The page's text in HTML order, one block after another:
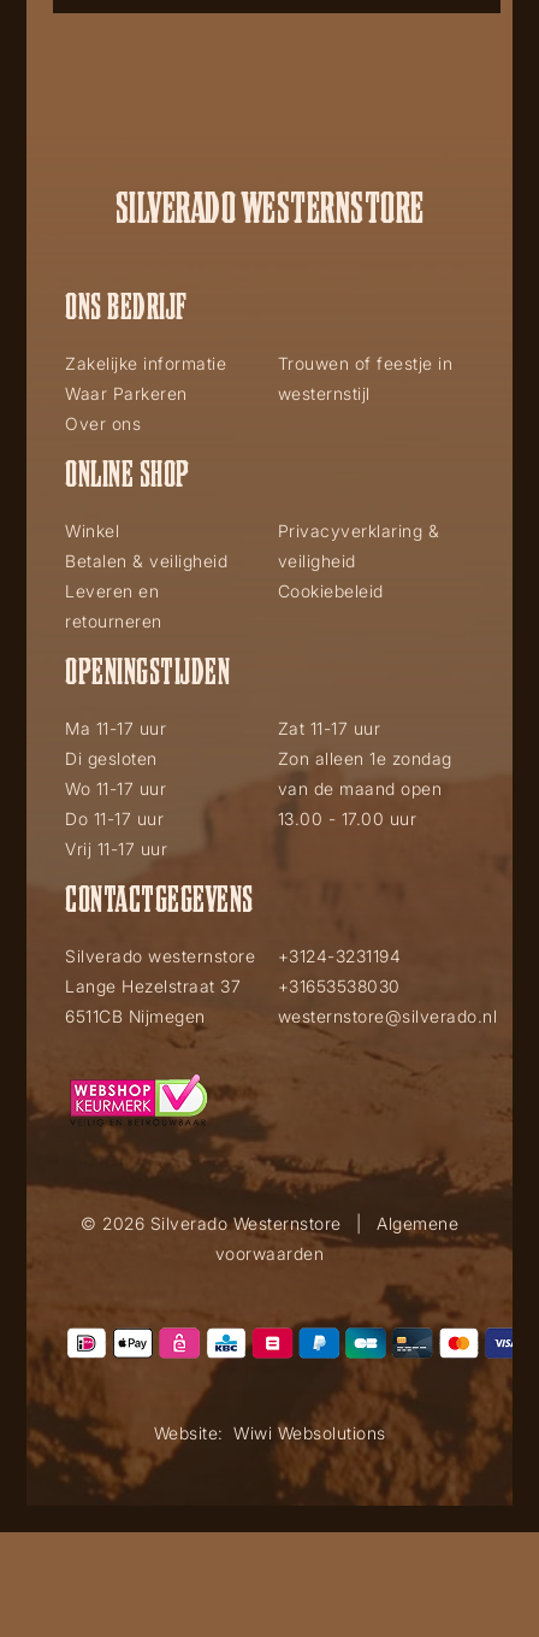
SILVERADO WESTERNSTORE
ONS BEDRIJF
Zakelijke informatie
Waar Parkeren
Over ons
Trouwen of feestje in
westernstijl
ONLINE SHOP
Winkel
Betalen & veiligheid
Leveren en
retourneren
Privacyverklaring &
veiligheid
Cookiebeleid
OPENINGSTIJDEN
Ma 11-17 uur
Di gesloten
Wo 11-17 uur
Do 11-17 uur
Vrij 11-17 uur
Zat 11-17 uur
Zon alleen 1e zondag
van de maand open
13.00 - 17.00 uur
CONTACTGEGEVENS
Silverado westernstore
Lange Hezelstraat 37
6511CB Nijmegen
+3124-3231194
+31653538030
westernstore@silverado.nl
© 2026 Silverado Westernstore
Algemene
voorwaarden
Website: Wiwi Websolutions